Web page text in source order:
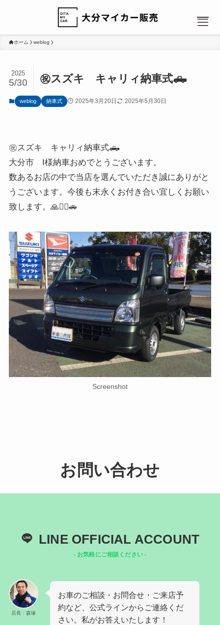
MENU
カーリース：人気のヒミツ
カーリース：選べるプラン
カーリース：ローンと比較
会社概要
お問い合わせ
\ご相談・お見積もりお気軽に/
友だち追加
ホーム weblog
㊗️スズキ キャリィ納車式🛻
2025
5/30
weblog 納車式 2025年3月20日 2025年5月30日
㊗️スズキ キャリィ納車式🛻
大分市 I様納車おめでとうございます。
数あるお店の中で当店を選んでいただき誠にありがと
うございます。今後も末永くお付き合い宜しくお願い
致します。🙏🙇‍♂️🚗
Screenshot
お問い合わせ
LINE OFFICIAL ACCOUNT
- お気軽にご相談ください -
店長：森塚
お車のご相談・お問合せ・ご来店予
約など、公式ラインからご連絡くだ
さい。私がお答えいたします！